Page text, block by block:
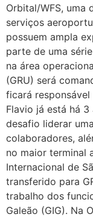
Orbital/WFS, uma
serviços
possuem ampla
parte de uma
na área
(GRU) será
ficará responsável
Flavio já está há
desafio liderar
colaboradores,
no maior terminal
Internacional de
transferido para
trabalho dos
Galeão (GIG). Na